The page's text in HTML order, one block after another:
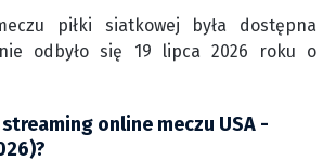
piłki siatkowej była dostępna
odbyło się 19 lipca 2026 roku o
online meczu USA -